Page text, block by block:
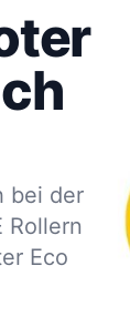
bei der
Rollern
Eco